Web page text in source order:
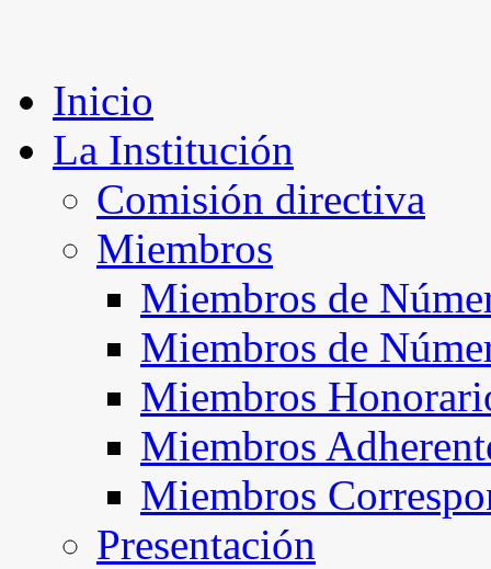
Inicio
La Institución
Comisión directiva
Miembros
Miembros de
Miembros de
Miembros
Miembros
Miembros
Presentación